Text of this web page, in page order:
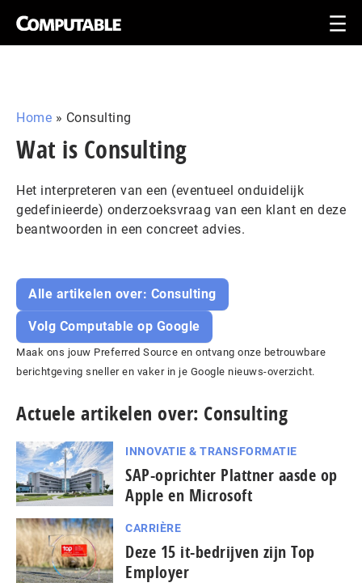
Home » Consulting
Wat is Consulting
Het interpreteren van een (eventueel onduidelijk
gedefinieerde) onderzoeksvraag van een klant en deze
beantwoorden in een concreet advies.
Alle artikelen over: Consulting
Volg Computable op Google
Maak ons jouw Preferred Source en ontvang onze betrouwbare
berichtgeving sneller en vaker in je Google nieuws-overzicht.
Actuele artikelen over: Consulting
INNOVATIE & TRANSFORMATIE
SAP-oprichter Plattner aasde op
Apple en Microsoft
CARRIÈRE
Deze 15 it-bedrijven zijn Top
Employer